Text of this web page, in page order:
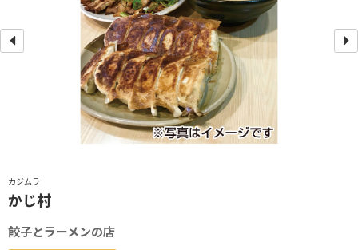
カジムラ
かじ村
餃子とラーメンの店